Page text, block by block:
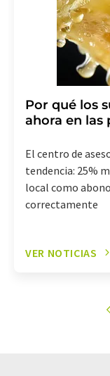
Por qué los
ahora en las
El centro de
tendencia: 25%
local como
correctamente
VER NOTICIAS